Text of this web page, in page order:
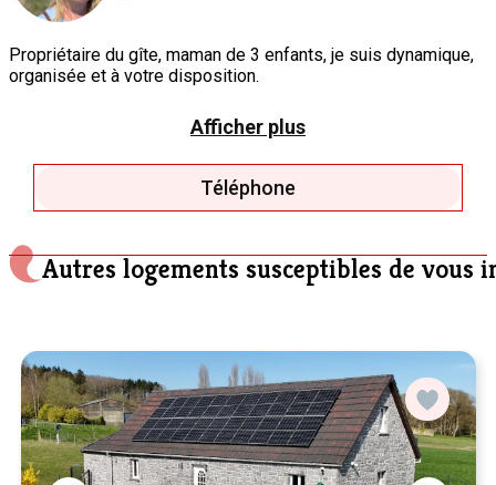
Propriétaire du gîte, maman de 3 enfants, je suis dynamique,
organisée et à votre disposition.
Canon », maison située à proximité de Namur vous permettant
de profiter de la ville avec un retour au calme dans le
magnifique quartier de la Citadelle.​
Afficher plus
Téléphone
Autres logements susceptibles de vous